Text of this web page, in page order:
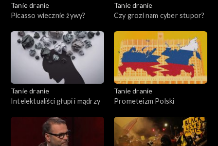
Tanie dranie
Picasso wiecznie żywy?
Tanie dranie
Czy grozi nam cyber stupor?
Tanie dranie
Intelektualiści głupi i mądrzy
Tanie dranie
Prometeizm Polski